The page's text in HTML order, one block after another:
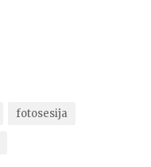
fotosesija